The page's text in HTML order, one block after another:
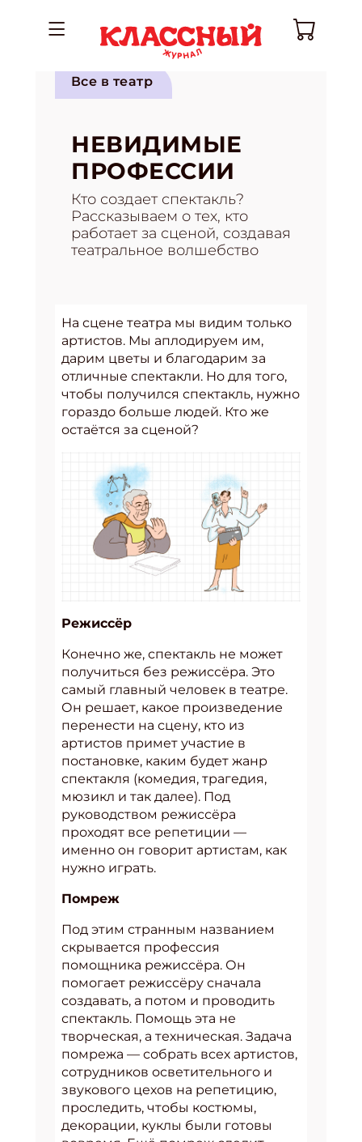
Все в театр
НЕВИДИМЫЕ
ПРОФЕССИИ
Кто создает спектакль?
Рассказываем о тех, кто
работает за сценой, создавая
театральное волшебство
На сцене театра мы видим только
артистов. Мы аплодируем им,
дарим цветы и благодарим за
отличные спектакли. Но для того,
чтобы получился спектакль, нужно
гораздо больше людей. Кто же
остаётся за сценой?
Режиссёр
Конечно же, спектакль не может
получиться без режиссёра. Это
самый главный человек в театре.
Он решает, какое произведение
перенести на сцену, кто из
артистов примет участие в
постановке, каким будет жанр
спектакля (комедия, трагедия,
мюзикл и так далее). Под
руководством режиссёра
проходят все репетиции —
именно он говорит артистам, как
нужно играть.
Помреж
Под этим странным названием
скрывается профессия
помощника режиссёра. Он
помогает режиссёру сначала
создавать, а потом и проводить
спектакль. Помощь эта не
творческая, а техническая. Задача
помрежа — собрать всех артистов,
сотрудников осветительного и
звукового цехов на репетицию,
проследить, чтобы костюмы,
декорации, куклы были готовы